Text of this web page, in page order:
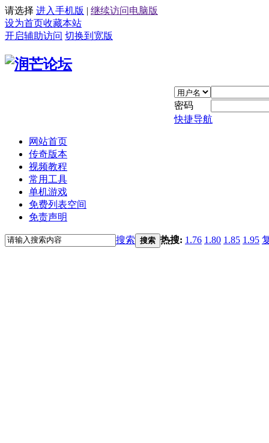
请选择 进入手机版 | 继续访问电脑版
设为首页收藏本站
开启辅助访问 切换到宽版
密码
快捷导航
网站首页
传奇版本
视频教程
常用工具
单机游戏
免费列表空间
免责声明
搜索 搜索 热搜: 1.76 1.80 1.85 1.95